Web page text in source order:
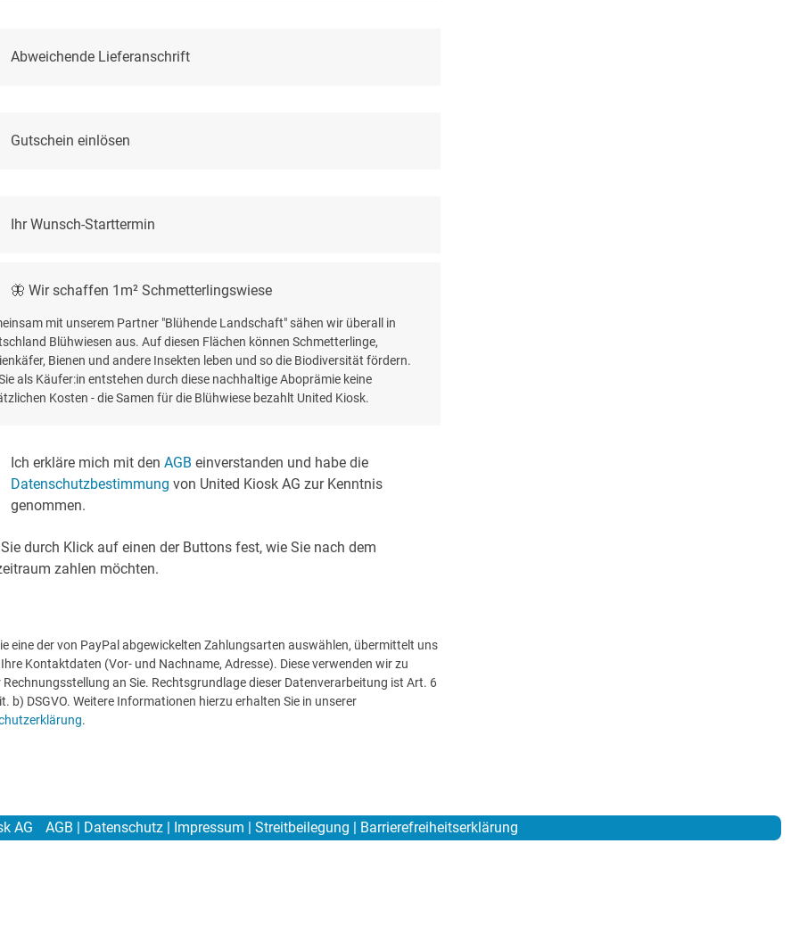
Abweichende Lieferanschrift
Gutschein einlösen
Ihr Wunsch-Starttermin
🦋 Wir schaffen 1m² Schmetterlingswiese
mit unserem Partner "Blühende Landschaft" sähen wir überall in
Blühwiesen aus. Auf diesen Flächen können Schmetterlinge,
Bienen und andere Insekten leben und so die Biodiversität fördern.
als Käufer:in entstehen durch diese nachhaltige Aboprämie keine
Kosten - die Samen für die Blühwiese bezahlt United Kiosk.
Ich erkläre mich mit den AGB einverstanden und habe die
Datenschutzbestimmung von United Kiosk AG zur Kenntnis
genommen.
durch Klick auf einen der Buttons fest, wie Sie nach dem
zahlen möchten.
eine der von PayPal abgewickelten Zahlungsarten auswählen, übermittelt uns
Kontaktdaten (Vor- und Nachname, Adresse). Diese verwenden wir zu
Rechnungsstellung an Sie. Rechtsgrundlage dieser Datenverarbeitung ist Art. 6
b) DSGVO. Weitere Informationen hierzu erhalten Sie in unserer
.
AG AGB | Datenschutz | Impressum | Streitbeilegung | Barrierefreiheitserklärung